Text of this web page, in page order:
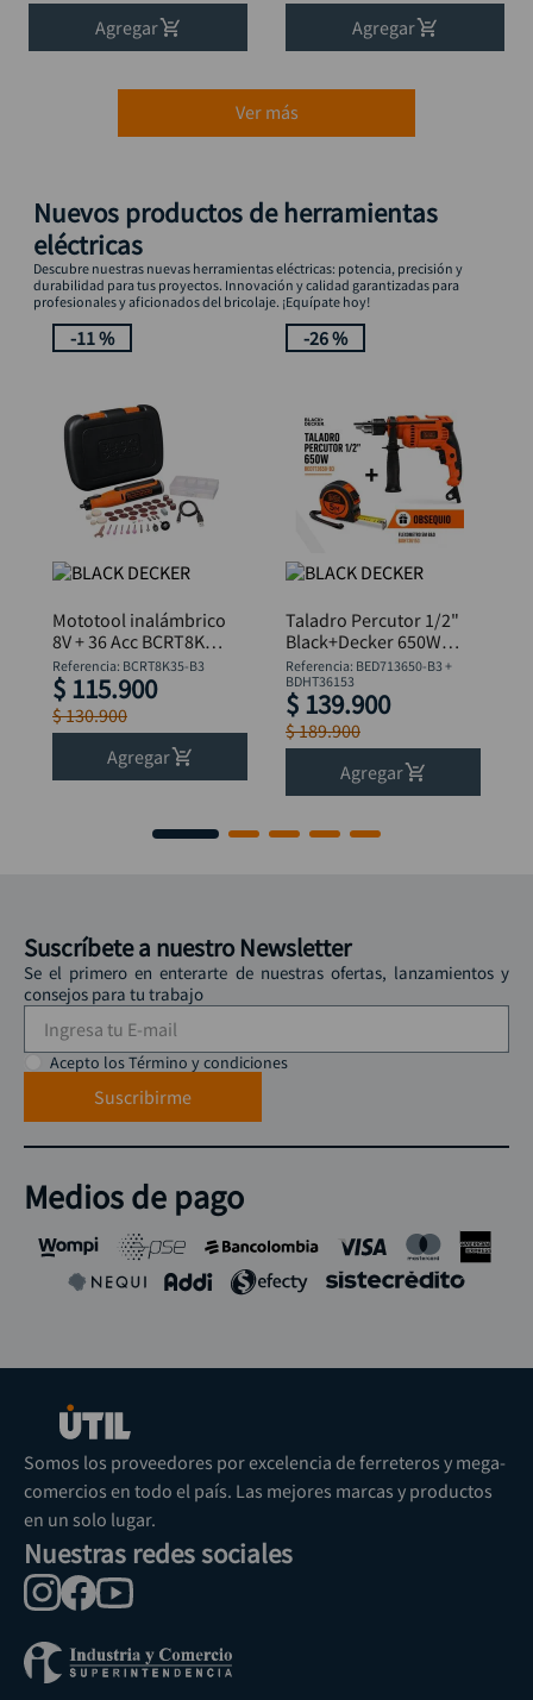
Agregar
Agregar
Ver más
Nuevos productos de herramientas
eléctricas
Descubre nuestras nuevas herramientas eléctricas: potencia, precisión y
durabilidad para tus proyectos. Innovación y calidad garantizadas para
profesionales y aficionados del bricolaje. ¡Equípate hoy!
-11 %
Mototool inalámbrico
8V + 36 Acc BCRT8K35
B&D
Referencia: BCRT8K35-B3
$ 115.900
$130.900
Agregar
-26 %
Taladro Percutor 1/2"
Black+Decker 650W
BED713650-B3 +
Flexómetro
Referencia: BED713650-B3 +
BDHT36153
$ 139.900
$189.900
Agregar
Suscríbete a nuestro Newsletter
Se el primero en enterarte de nuestras ofertas, lanzamientos y
consejos para tu trabajo
Acepto los Término y condiciones
Suscribirme
Medios de pago
Somos los proveedores por excelencia de ferreteros y mega-
comercios en todo el país. Las mejores marcas y productos
en un solo lugar.
Nuestras redes sociales